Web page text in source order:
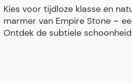
Kies voor tijdloze klasse en
marmer van Empire Stone –
Ontdek de subtiele